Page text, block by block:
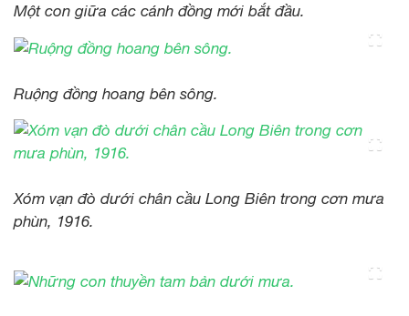
Một con giữa các cánh đồng mới bắt đầu.
Ruộng đồng hoang bên sông.
Xóm vạn đò dưới chân cầu Long Biên trong cơn mưa
phùn, 1916.